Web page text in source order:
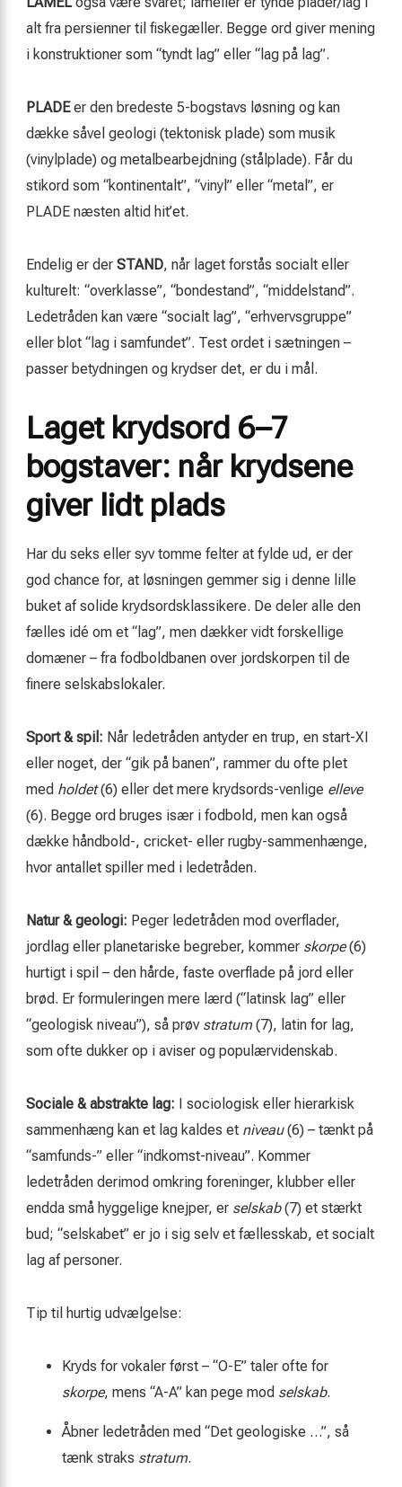
alt fra persienner til fiskegæller. Begge ord giver mening
i konstruktioner som “tyndt lag” eller “lag på lag”.
PLADEer den bredeste 5-bogstavs løsning og kan
dække såvel geologi (tektonisk plade) som musik
(vinylplade) og metalbearbejdning (stålplade). Får du
stikord som “kontinentalt”, “vinyl” eller “metal”, er
PLADE næsten altid hit’et.
Endelig er der STAND, når laget forstås socialt eller
kulturelt: “overklasse”, “bondestand”, “middelstand”.
Ledetråden kan være “socialt lag”, “erhvervsgruppe”
eller blot “lag i samfundet”. Test ordet i sætningen –
passer betydningen og krydser det, er du i mål.
Laget krydsord 6–7
bogstaver: når krydsene
giver lidt plads
Har du seks eller syv tomme felter at fylde ud, er der
god chance for, at løsningen gemmer sig i denne lille
buket af solide krydsordsklassikere. De deler alle den
fælles idé om et “lag”, men dækker vidt forskellige
domæner – fra fodboldbanen over jordskorpen til de
finere selskabslokaler.
Sport & spil: Når ledetråden antyder en trup, en start-XI
eller noget, der “gik på banen”, rammer du ofte plet
med holdet(6) eller det mere krydsords-venlige elleve
(6). Begge ord bruges især i fodbold, men kan også
dække håndbold-, cricket- eller rugby-sammenhænge,
hvor antallet spiller med i ledetråden.
Natur & geologi: Peger ledetråden mod overflader,
jordlag eller planetariske begreber, kommer skorpe(6)
hurtigt i spil – den hårde, faste overflade på jord eller
brød. Er formuleringen mere lærd (“latinsk lag” eller
“geologisk niveau”), så prøv stratum(7), latin for lag,
som ofte dukker op i aviser og populærvidenskab.
Sociale & abstrakte lag: I sociologisk eller hierarkisk
sammenhæng kan et lag kaldes et niveau(6) – tænkt på
“samfunds-” eller “indkomst-niveau”. Kommer
ledetråden derimod omkring foreninger, klubber eller
endda små hyggelige knejper, er selskab(7) et stærkt
bud; “selskabet” er jo i sig selv et fællesskab, et socialt
lag af personer.
Tip til hurtig udvælgelse:
Kryds for vokaler først – “O-E” taler ofte for
skorpe, mens “A-A” kan pege mod selskab.
Åbner ledetråden med “Det geologiske …”, så
tænk straks stratum.